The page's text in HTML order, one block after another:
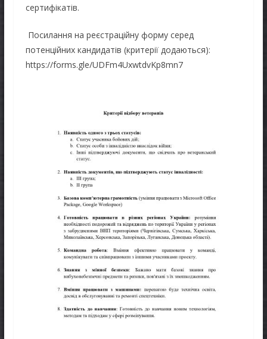
сертифікатів.
Посилання на реєстраційну форму серед
потенційних кандидатів (критерії додаються):
https://forms.gle/UDFm4UxwtdvKp8mn7